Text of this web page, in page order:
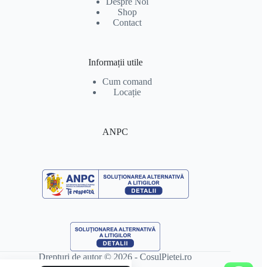
Shop
Contact
Informații utile
Cum comand
Locație
ANPC
Drepturi de autor © 2026 - CosulPietei.ro